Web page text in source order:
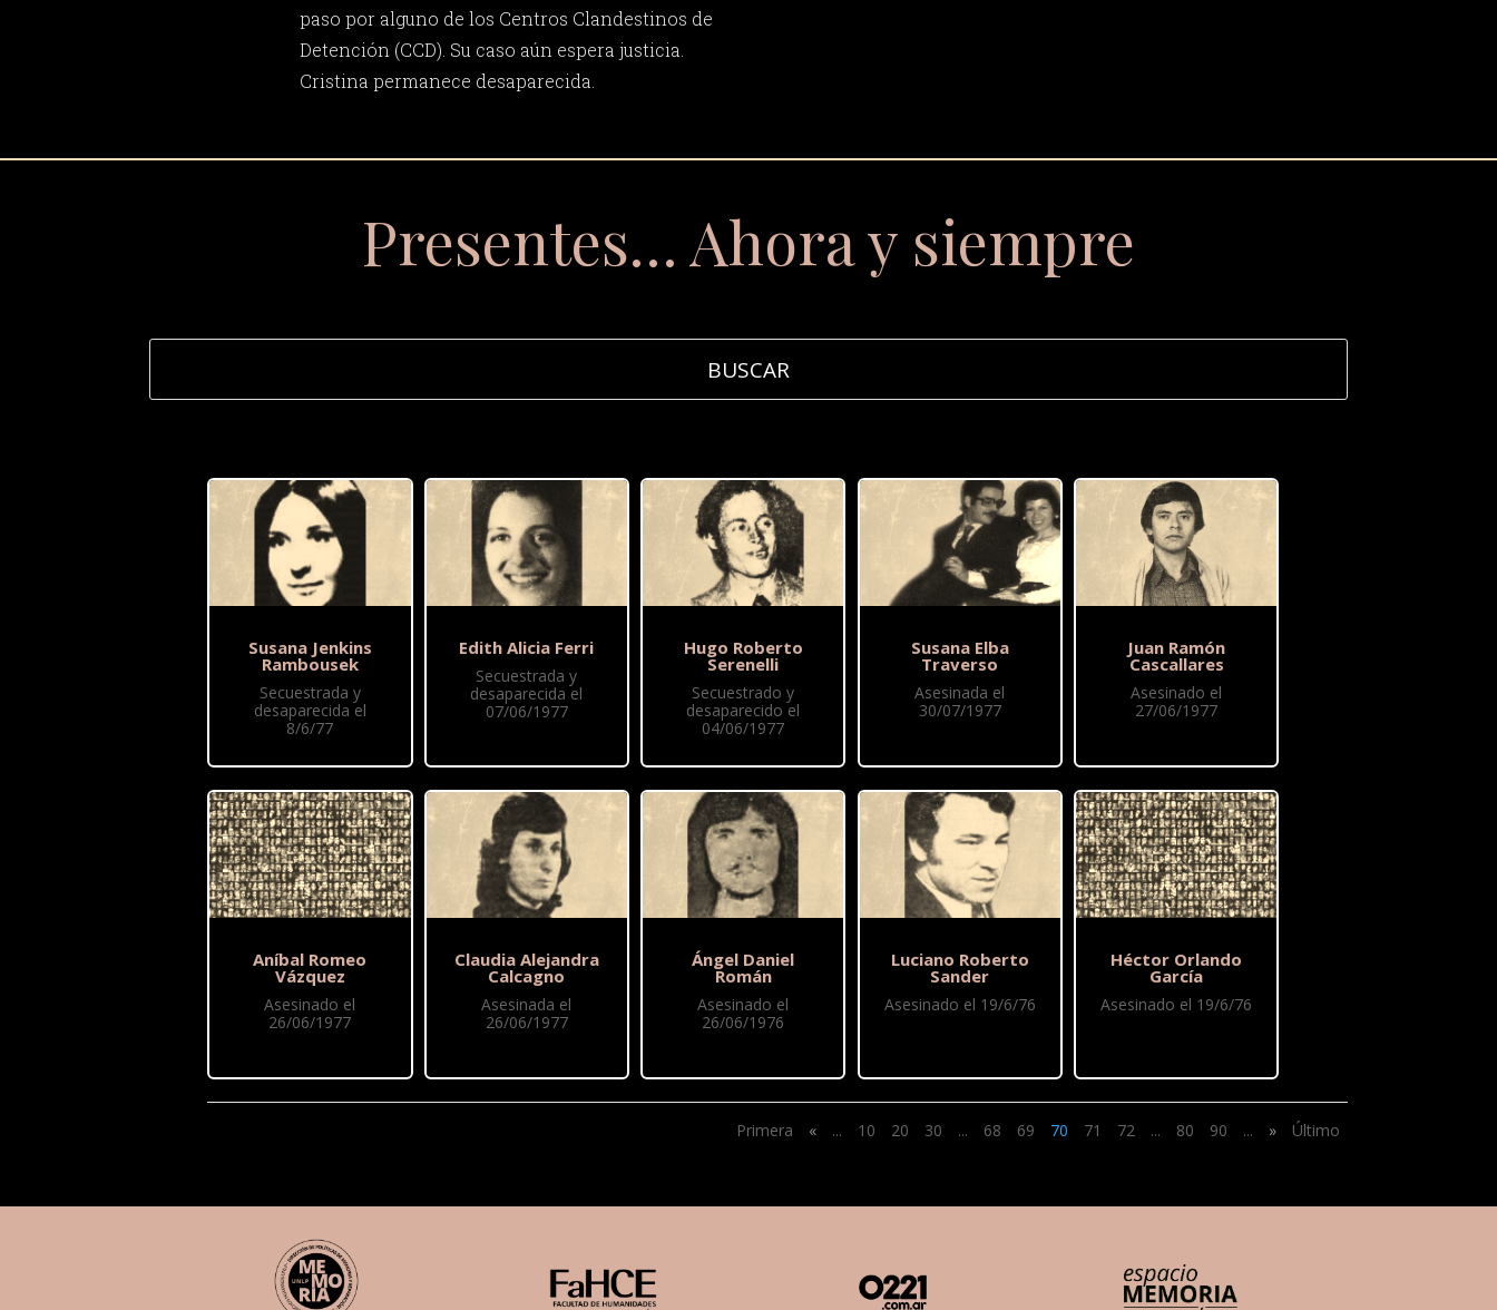
paso por alguno de los Centros Clandestinos de
Detención (CCD). Su caso aún espera justicia.
Cristina permanece desaparecida.
Presentes… Ahora y siempre
Susana Jenkins
Rambousek
Secuestrada y
desaparecida el
8/6/77
Aníbal Romeo
Vázquez
Asesinado el
26/06/1977
Edith Alicia Ferri
Secuestrada y
desaparecida el
07/06/1977
Claudia Alejandra
Calcagno
Asesinada el
26/06/1977
Hugo Roberto
Serenelli
Secuestrado y
desaparecido el
04/06/1977
Ángel Daniel
Román
Asesinado el
26/06/1976
Susana Elba
Traverso
Asesinada el
30/07/1977
Luciano Roberto
Sander
Asesinado el 19/6/76
Juan Ramón
Cascallares
Asesinado el
27/06/1977
Héctor Orlando
García
Asesinado el 19/6/76
Primera « ... 10 20 30 ... 68 69 70 71 72 ... 80 90 ... » Último